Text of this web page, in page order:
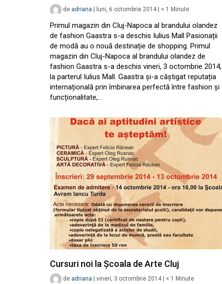
de adriana luni, 6 octombrie 2014 < 1 Minute
Primul magazin din Cluj-Napoca al brandului olandez
de fashion Gaastra s-a deschis Iulius Mall Pasionații
de modă au o nouă destinație de shopping. Primul
magazin din Cluj-Napoca al brandului olandez de
fashion Gaastra s-a deschis vineri, 3 octombrie 2014,
la parterul Iulius Mall. Gaastra și-a câștigat reputația
internațională prin îmbinarea perfectă între fashion și
funcționalitate,…
Cursuri noi la Şcoala de Arte Cluj
de adriana vineri, 3 octombrie 2014 < 1 Minute